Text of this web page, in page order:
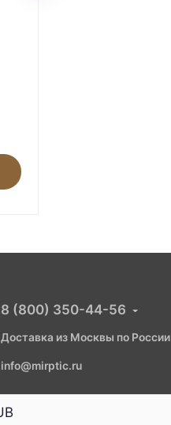
8 (800) 350-44-56
Доставка из Москвы по России
info@mirptic.ru